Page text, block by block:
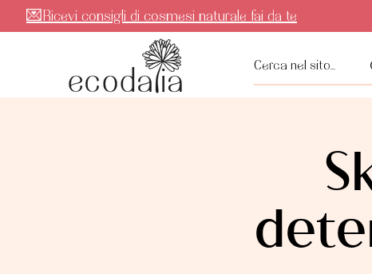
💌Ricevi consigli di cosmesi naturale fai da te